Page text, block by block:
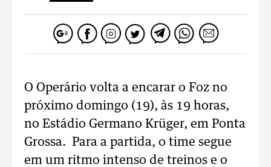
O Operário volta a encarar o Foz no
próximo domingo (19), às 19 horas,
no Estádio Germano Krüger, em Ponta
Grossa. Para a partida, o time segue
em um ritmo intenso de treinos e o